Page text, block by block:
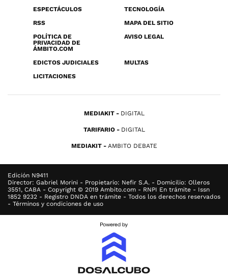
ESPECTÁCULOS
TECNOLOGÍA
RSS
MAPA DEL SITIO
POLÍTICA DE
PRIVACIDAD DE
ÁMBITO.COM
AVISO LEGAL
EDICTOS JUDICIALES
MULTAS
LICITACIONES
MEDIAKIT DIGITAL
TARIFARIO DIGITAL
MEDIAKIT AMBITO DEBATE
Edición N9411
Director: Gabriel Morini - Propietario: Nefir S.A. - Domicilio: Olleros
3551, CABA - Copyright © 2019 Ambito.com - RNPI En trámite - Issn
1852 9232 - Registro DNDA en trámite - Todos los derechos reservados
- Términos y condiciones de uso